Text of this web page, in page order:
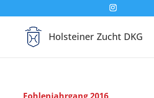
Holsteiner Zucht DKG